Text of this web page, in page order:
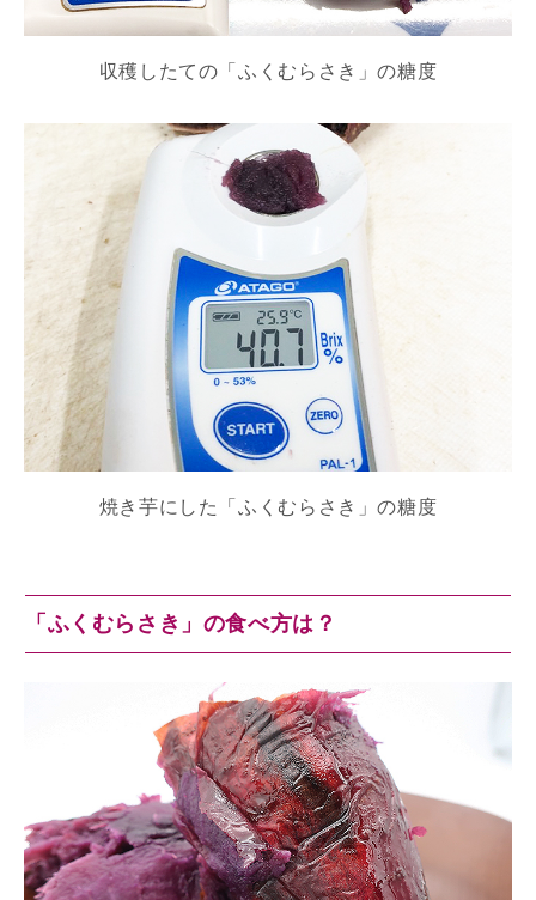
収穫したての「ふくむらさき」の糖度
焼き芋にした「ふくむらさき」の糖度
「ふくむらさき」の食べ方は？